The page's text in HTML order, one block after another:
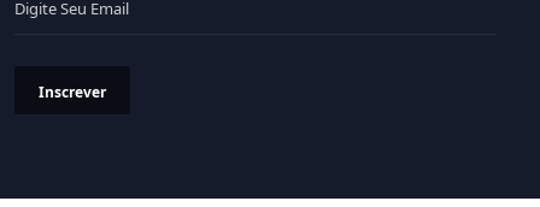
Inscrever